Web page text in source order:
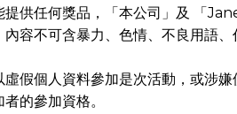
供任何獎品，「本公司」及 「
容不可含暴力、色情、不良用語
假個人資料參加是次活動，或涉
的參加資格。